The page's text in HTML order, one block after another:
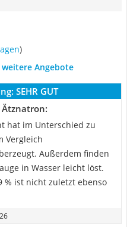
)
Angebote
SEHR GUT
hat im Unterschied zu
Vergleich
Außerdem finden
in Wasser leicht löst.
% ist nicht zuletzt ebenso